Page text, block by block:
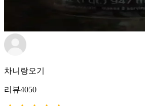
차니랑오기
리뷰4050